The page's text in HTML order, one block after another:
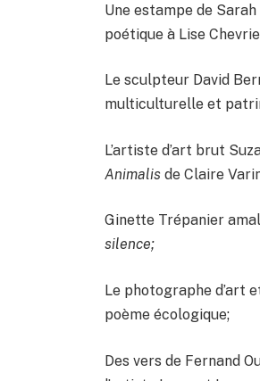
Une estampe de
poétique à Lise
Le sculpteur David
multiculturelle et
L’artiste d’art brut
Animalis de Claire
Ginette Trépanier
silence;
Le photographe d’art
poème écologique;
Des vers de Fernand